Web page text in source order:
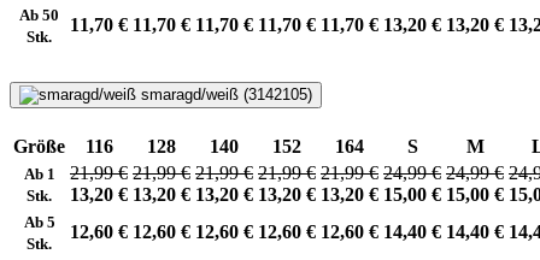
Ab 50
Stk.
11,70 € 11,70 € 11,70 € 11,70 € 11,70 € 13,20 € 13,20 €
smaragd/weiß (3142105)
Größe 116 128 140 152 164 S M
Ab 1
Stk.
21,99 €
13,20 €
21,99 €
13,20 €
21,99 €
13,20 €
21,99 €
13,20 €
21,99 €
13,20 €
24,99 €
15,00 €
24,99 €
15,00 €
Ab 5
Stk.
12,60 € 12,60 € 12,60 € 12,60 € 12,60 € 14,40 € 14,40 €